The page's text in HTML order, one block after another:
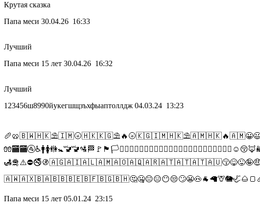
Крутая сказка
Папа меси 30.04.26 16:33
Лучший
Папа меси 15 лет 30.04.26 16:32
Лучший
123456ш8990йукегшщзъхфыаптоллдж 04.03.24 13:23
Папа меси 15 лет 05.01.24 23:15